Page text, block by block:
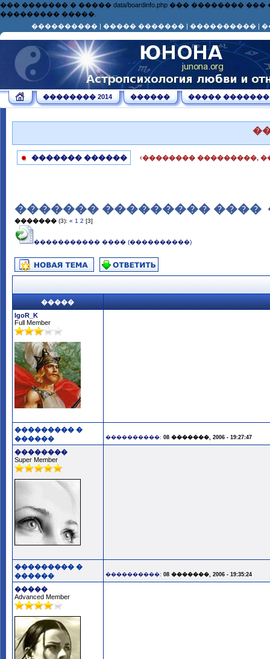
��� ������� � ����� data/boardinfo.php ���
��������� �����.
���������� | ����� ������� | ���������� |
�������� 2014 ������ ����� �������
������� ������ ‹�������� ���������,
������� ��������� ����
������� (3): « 1 2 [3]
����������� ���� (����������)
�����
IgoR_K
Full Member
��������� �
������
����������: 08 �������, 2006 - 19:27:47
��������
Super Member
��������� �
������
����������: 08 �������, 2006 - 19:35:24
�����
Advanced Member